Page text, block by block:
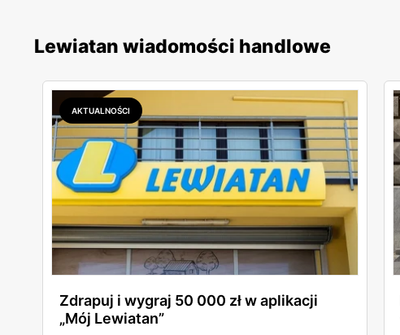
Lewiatan wiadomości handlowe
AKTUALNOŚCI
Zdrapuj i wygraj 50 000 zł w aplikacji
„Mój Lewiatan”